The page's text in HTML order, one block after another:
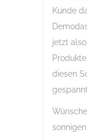
Kunde
jetzt
diesen